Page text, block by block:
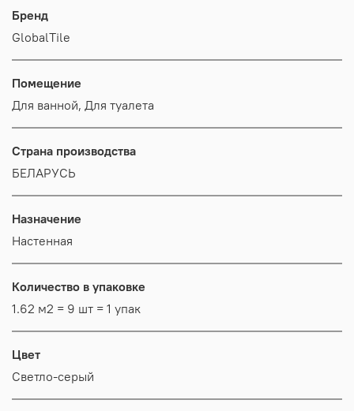
Бренд
GlobalTile
Помещение
Для ванной, Для туалета
Страна производства
БЕЛАРУСЬ
Назначение
Настенная
Количество в упаковке
1.62 м2 = 9 шт = 1 упак
Цвет
Светло-серый